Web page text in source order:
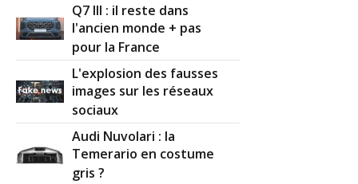
Q7 III : il reste dans
l'ancien monde + pas
pour la France
L'explosion des fausses
images sur les réseaux
sociaux
Audi Nuvolari : la
Temerario en costume
gris ?